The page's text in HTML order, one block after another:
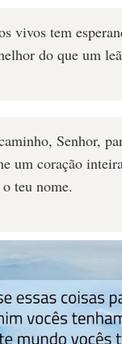
vivos tem
do que um
Senhor,
um coração
teu nome.